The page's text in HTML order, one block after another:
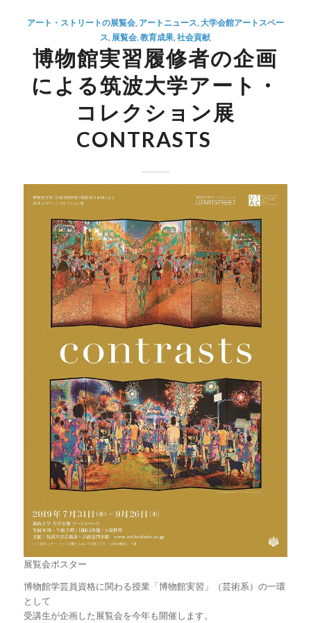
アート・ストリートの展覧会, アートニュース 大学会館アートスペー
ス
展覧会 ,教育成果 ,社会貢献
博物館実習履修者の企画
による筑波大学アート・
コレクション展
CONTRASTS
展覧会ポスター
博物館学芸員資格に関わる授業「博物館実習」（芸術系）の一環
として
受講生が企画した展覧会を今年も開催します。